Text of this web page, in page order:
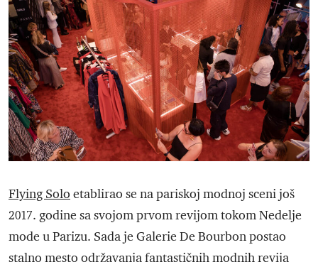
Flying Solo etablirao se na pariskoj modnoj sceni još
2017. godine sa svojom prvom revijom tokom Nedelje
mode u Parizu. Sada je Galerie De Bourbon postao
stalno mesto održavanja fantastičnih modnih revija